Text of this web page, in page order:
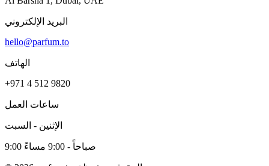
البريد الإلكتروني
hello@parfum.to
الهاتف
+971 4 512 9820
ساعات العمل
الإثنين - السبت
9:00 صباحاً - 9:00 مساءً